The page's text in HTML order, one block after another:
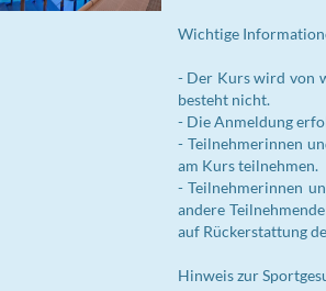
Wichtige
- Der Kurs wird von
besteht nicht.
- Die Anmeldung
- Teilnehmerinnen
am Kurs teilnehmen.
- Teilnehmerinnen
andere
auf Rückerstattung
Hinweis zur